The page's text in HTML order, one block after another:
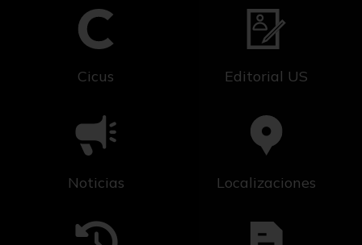
Cicus Editorial US
Noticias Localizaciones